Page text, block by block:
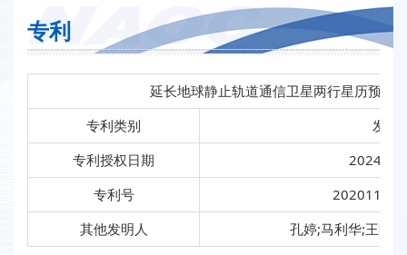
专利
延长地球静止轨道通信卫星两行星历预报
专利类别
发明
专利授权日期
2024-
专利号
其他发明人
孔婷;马利华;王晓